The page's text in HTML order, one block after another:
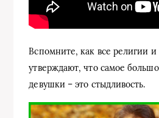
Вспомните, как все религии и
утверждают, что самое
девушки – это стыдливость.